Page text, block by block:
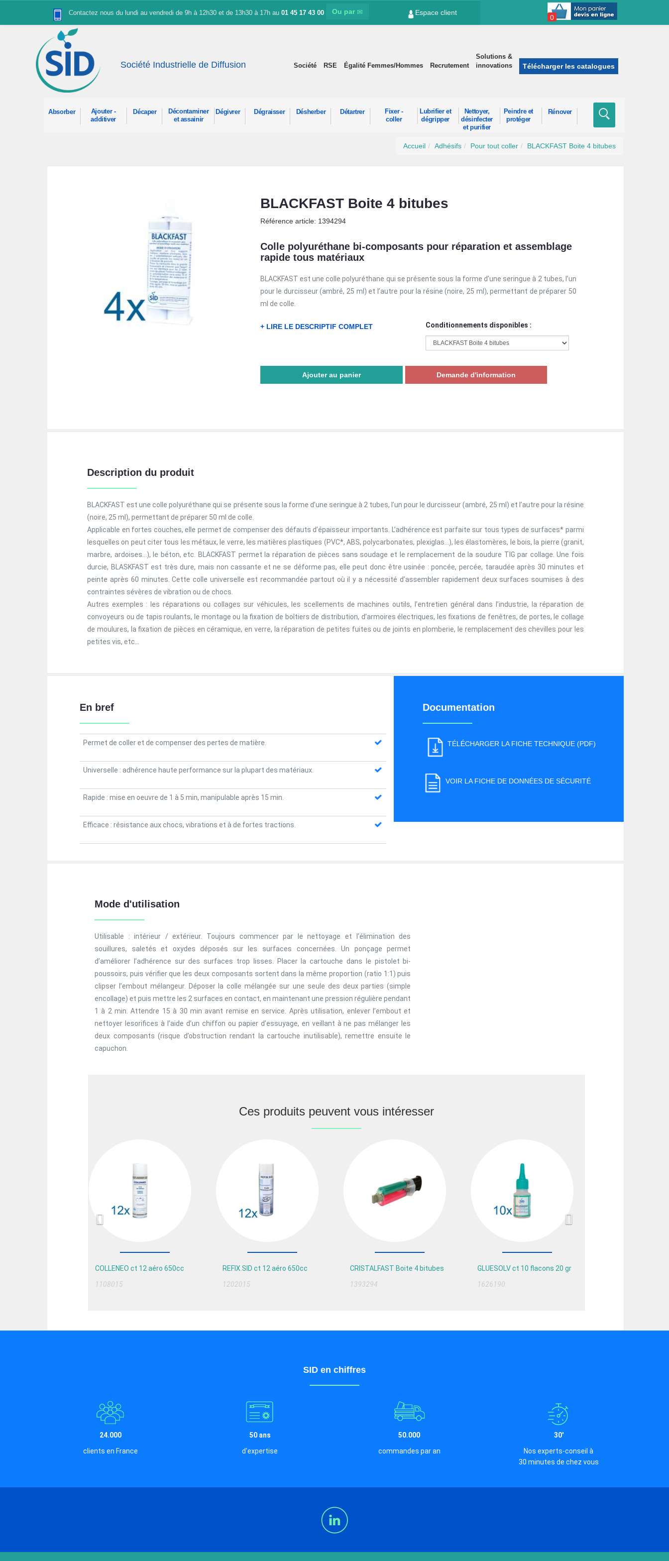
Contactez nous du lundi au vendredi de 9h à 12h30 et de 13h30 à 17h au 01 45 17 43 00 Ou par Espace client
0
Société Industrielle de Diffusion Société RSE Égalité Femmes/Hommes Recrutement
Solutions &
innovations
Télécharger les catalogues
Absorber
Ajouter -
additiver
Décaper
Décontaminer
et assainir
Dégivrer Dégraisser Désherber Détartrer
Fixer -
coller
Lubrifier et
dégripper
Nettoyer,
désinfecter
et purifier
Peindre et
protéger
Rénover
Accueil Adhésifs Pour tout coller BLACKFAST Boite 4 bitubes
BLACKFAST Boite 4 bitubes
Référence article: 1394294
Colle polyuréthane bi-composants pour réparation et assemblage
rapide tous matériaux
BLACKFAST est une colle polyuréthane qui se présente sous la forme d’une seringue à 2 tubes, l’un
pour le durcisseur (ambré, 25 ml) et l’autre pour la résine (noire, 25 ml), permettant de préparer 50
ml de colle.
+ LIRE LE DESCRIPTIF COMPLET Conditionnements disponibles :
Description du produit
BLACKFAST est une colle polyuréthane qui se présente sous la forme d’une seringue à 2 tubes, l’un pour le durcisseur (ambré, 25 ml) et l’autre pour la résine
(noire, 25 ml), permettant de préparer 50 ml de colle.
Applicable en fortes couches, elle permet de compenser des défauts d’épaisseur importants. L’adhérence est parfaite sur tous types de surfaces* parmi
lesquelles on peut citer tous les métaux, le verre, les matières plastiques (PVC*, ABS, polycarbonates, plexiglas…), les élastomères, le bois, la pierre (granit,
marbre, ardoises…), le béton, etc. BLACKFAST permet la réparation de pièces sans soudage et le remplacement de la soudure TIG par collage. Une fois
durcie, BLASKFAST est très dure, mais non cassante et ne se déforme pas, elle peut donc être usinée : poncée, percée, taraudée après 30 minutes et
peinte après 60 minutes. Cette colle universelle est recommandée partout où il y a nécessité d’assembler rapidement deux surfaces soumises à des
contraintes sévères de vibration ou de chocs.
Autres exemples : les réparations ou collages sur véhicules, les scellements de machines outils, l’entretien général dans l’industrie, la réparation de
convoyeurs ou de tapis roulants, le montage ou la fixation de boîtiers de distribution, d’armoires électriques, les fixations de fenêtres, de portes, le collage
de moulures, la fixation de pièces en céramique, en verre, la réparation de petites fuites ou de joints en plomberie, le remplacement des chevilles pour les
petites vis, etc…
En bref
Permet de coller et de compenser des pertes de matière.
Universelle : adhérence haute performance sur la plupart des matériaux.
Rapide : mise en oeuvre de 1 à 5 min, manipulable après 15 min.
Efficace : résistance aux chocs, vibrations et à de fortes tractions.
Documentation
TÉLÉCHARGER LA FICHE TECHNIQUE (PDF)
VOIR LA FICHE DE DONNÉES DE SÉCURITÉ
Mode d'utilisation
Utilisable : intérieur / extérieur. Toujours commencer par le nettoyage et l’élimination des
souillures, saletés et oxydes déposés sur les surfaces concernées. Un ponçage permet
d’améliorer l’adhérence sur des surfaces trop lisses. Placer la cartouche dans le pistolet bi-
poussoirs, puis vérifier que les deux composants sortent dans la même proportion (ratio 1:1) puis
clipser l’embout mélangeur. Déposer la colle mélangée sur une seule des deux parties (simple
encollage) et puis mettre les 2 surfaces en contact, en maintenant une pression régulière pendant
1 à 2 min. Attendre 15 à 30 min avant remise en service. Après utilisation, enlever l’embout et
nettoyer lesorifices à l’aide d’un chiffon ou papier d’essuyage, en veillant à ne pas mélanger les
deux composants (risque d’obstruction rendant la cartouche inutilisable), remettre ensuite le
capuchon.
Ces produits peuvent vous intéresser
COLLENEO ct 12 aéro 650cc
1108015
REFIX.SID ct 12 aéro 650cc
1202015
CRISTALFAST Boite 4 bitubes
1393294
GLUESOLV ct 10 flacons 20 gr
1626190
SID en chiffres
24.000
clients en France
50 ans
d'expertise
50.000
commandes par an
30'
Nos experts-conseil à
30 minutes de chez vous